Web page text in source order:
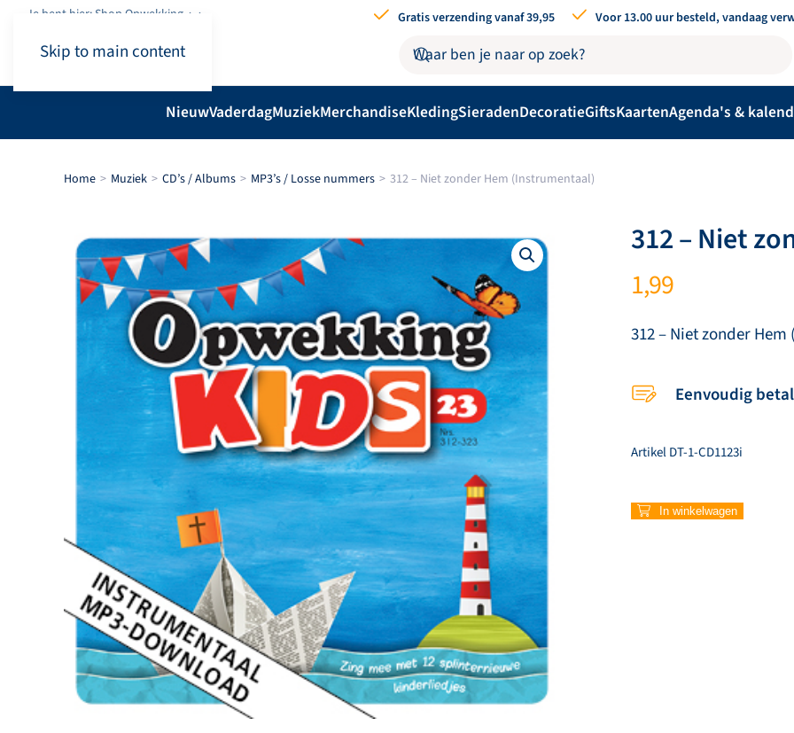
Skip to main content
Je bent hier: Shop.Opwekking Gratis verzending vanaf 39,95 Voor 13.00 uur besteld, vandaag
NieuwVaderdagMuziekMerchandiseKledingSieradenDecoratieGiftsKaartenAgenda's &
Home Muziek CD’s / Albums MP3’s / Losse nummers 312 – Niet zonder Hem (Instrumentaal)
312 – Niet
1,99
312 – Niet zonder
Eenvoudig
ArtikelDT-1-CD1123i
312
–
In winkelwagen